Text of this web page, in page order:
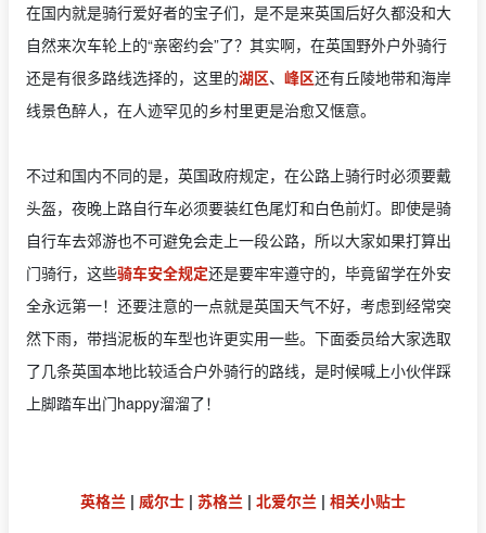
在国内就是骑行爱好者的宝子们，是不是来英国后好久都没和大
自然来次车轮上的“亲密约会”了？其实啊，在英国野外户外骑行
还是有很多路线选择的，这里的湖区、 峰区还有丘陵地带和海岸
线景色醉人，在人迹罕见的乡村里更是治愈又惬意。
不过和国内不同的是，英国政府规定，在公路上骑行时必须要戴
头盔，夜晚上路自行车必须要装红色尾灯和白色前灯。即使是骑
自行车去郊游也不可避免会走上一段公路，所以大家如果打算出
门骑行，这些骑车安全规定还是要牢牢遵守的，毕竟留学在外安
全永远第一！还要注意的一点就是英国天气不好，考虑到经常突
然下雨，带挡泥板的车型也许更实用一些。下面委员给大家选取
了几条英国本地比较适合户外骑行的路线，是时候喊上小伙伴踩
上脚踏车出门happy溜溜了！
英格兰 | 威尔士 | 苏格兰 | 北爱尔兰 | 相关小贴士